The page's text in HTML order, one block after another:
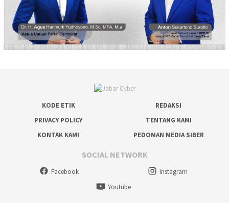
KODE ETIK
REDAKSI
PRIVACY POLICY
TENTANG KAMI
KONTAK KAMI
PEDOMAN MEDIA SIBER
SOCIAL NETWORK
Facebook
Instagram
Youtube